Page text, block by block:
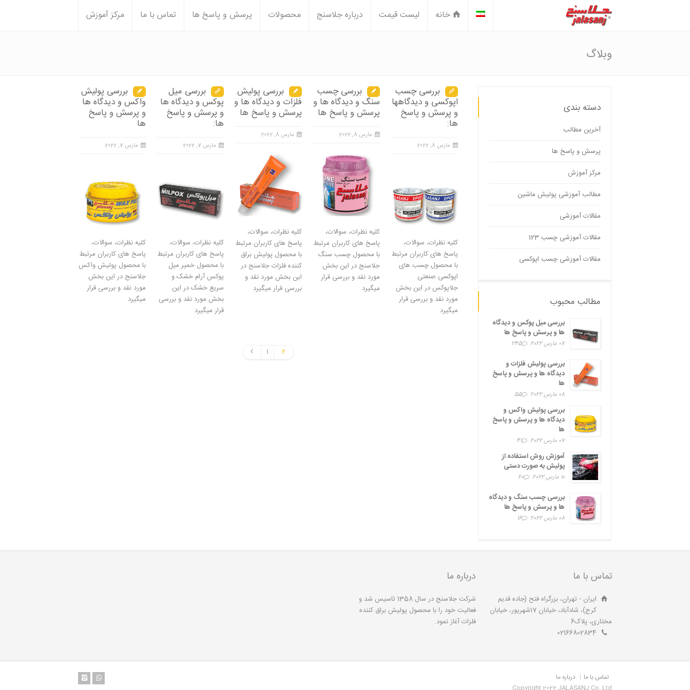
خانه لیست قیمت درباره جلاسنج محصولات پرسش و پاسخ ها تماس با ما مرکز آموزش
وبلاگ
بررسی چسب
اپوکسی و دیدگاهها
و پرسش و پاسخ
ها:
مارس 8, 2022
کلیه نظرات، سوالات،
پاسخ های کاربران مرتبط
با محصول چسب های
اپوکسی صنعتی
جلاپوکس در این بخش
مورد نقد و بررسی قرار
میگیرد
بررسی چسب
سنگ و دیدگاه ها و
پرسش و پاسخ ها
مارس 8, 2022
کلیه نظرات، سوالات،
پاسخ های کاربران مرتبط
با محصول چسب سنگ
جلاسنج در این بخش
مورد نقد و بررسی قرار
میگیرد
بررسی پولیش
فلزات و دیدگاه ها و
پرسش و پاسخ ها
مارس 8, 2022
کلیه نظرات، سوالات،
پاسخ های کاربران مرتبط
با محصول پولیش براق
کننده فلزات جلاسنج در
این بخش مورد نقد و
بررسی قرار میگیرد
بررسی میل
پوکس و دیدگاه ها
و پرسش و پاسخ
ها:
مارس 7, 2022
کلیه نظرات، سوالات،
پاسخ های کاربران مرتبط
با محصول خمیر میل
پوکس آرام خشک و
سریع خشک در این
بخش مورد نقد و بررسی
قرار میگیرد
بررسی پولیش
واکس و دیدگاه ها
و پرسش و پاسخ
ها
مارس 7, 2022
کلیه نظرات، سوالات،
پاسخ های کاربران مرتبط
با محصول پولیش واکس
جلاسنج در این بخش
مورد نقد و بررسی قرار
میگیرد
۱ ۲
دسته بندی
آخرین مطالب
پرسش و پاسخ ها
مرکز آموزش
مطالب آموزشی پولیش ماشین
مقالات آموزشی
مقالات آموزشی چسب 123
مقالات آموزشی چسب اپوکسی
مطالب محبوب
بررسی میل پوکس و دیدگاه
ها و پرسش و پاسخ ها
07 مارس 2022 245
بررسی پولیش فلزات و
دیدگاه ها و پرسش و پاسخ
ها
08 مارس 2022 55
بررسی پولیش واکس و
دیدگاه ها و پرسش و پاسخ
ها
07 مارس 2022 41
آموزش روش استفاده از
پولیش به صورت دستی
10 مارس 2022 20
بررسی چسب سنگ و دیدگاه
ها و پرسش و پاسخ ها
08 مارس 2022 16
تماس با ما
ایران - تهران، بزرگراه فتح (جاده قدیم
کرج)، شادآباد، خیابان 17شهریور، خیابان
مختاری، پلاک6
02166802834
درباره ما
شرکت جلاسنج در سال 1358 تاسیس شد و
فعالیت خود را با محصول پولیش براق کننده
فلزات آغاز نمود.
درباره ما
تماس با ما
Copyright 2022 JALASANJ Co. Ltd